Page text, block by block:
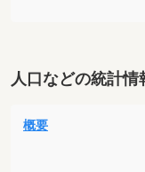
人口などの統計情
概要